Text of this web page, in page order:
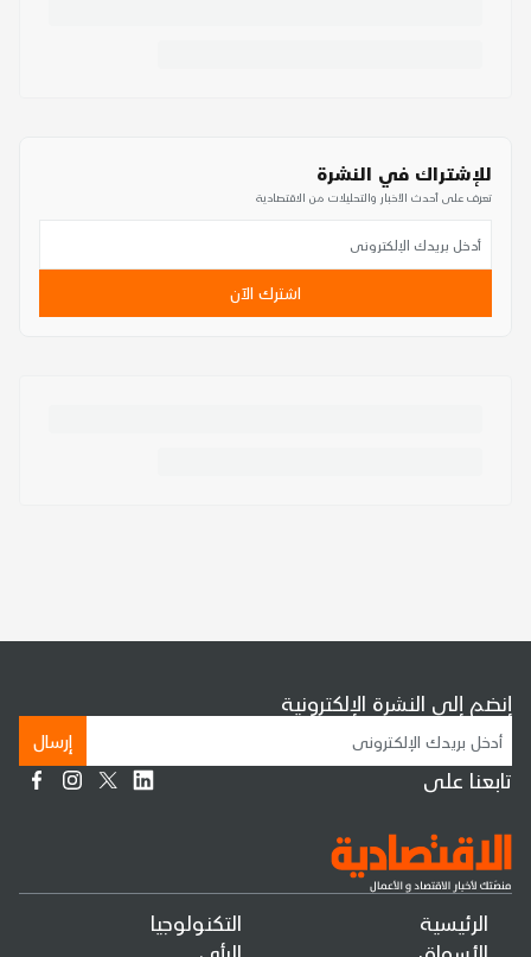
للإشتراك في النشرة
تعرف على أحدث الأخبار والتحليلات من الاقتصادية
اشترك الآن
الرئيسية
الأسواق
التكنولوجيا
الرأي
إنضم إلى النشرة الإلكترونية
إرسال
تابعنا على